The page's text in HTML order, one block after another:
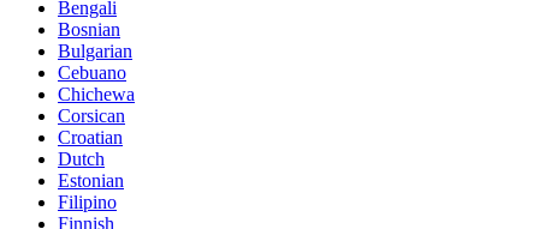
Bengali
Bosnian
Bulgarian
Cebuano
Chichewa
Corsican
Croatian
Dutch
Estonian
Filipino
Finnish